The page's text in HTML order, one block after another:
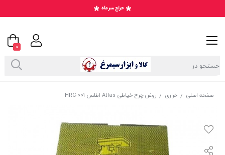
صفحه اصلی / خرازی / روغن چرخ خیاطی Atlas اطلس HRC-001
0